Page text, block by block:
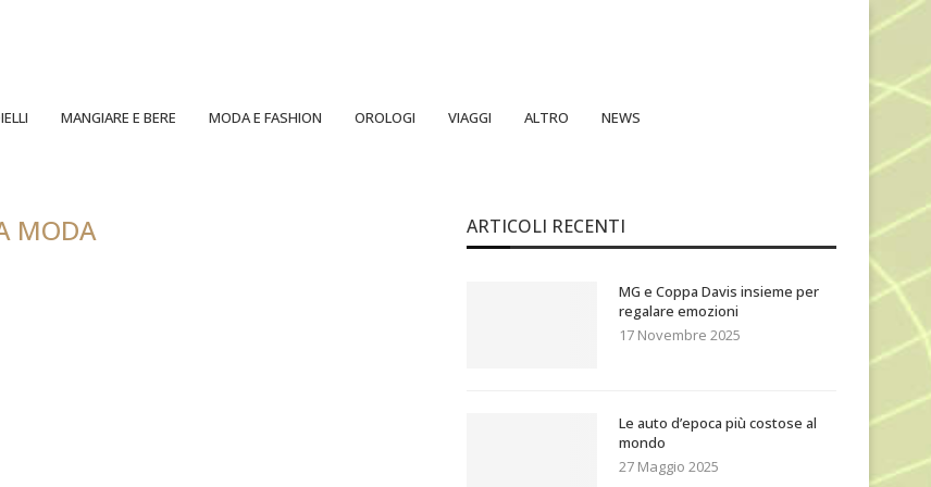
MANGIARE E BERE MODA E FASHION OROLOGI VIAGGI ALTRO NEWS
MODA ARTICOLI RECENTI
MG e Coppa Davis insieme per
regalare emozioni
17 Novembre 2025
Le auto d’epoca più costose al
mondo
27 Maggio 2025